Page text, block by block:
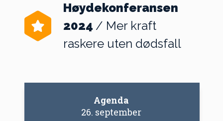
Høydekonferansen
2024 / Mer kraft
raskere uten dødsfall
Agenda
26. september